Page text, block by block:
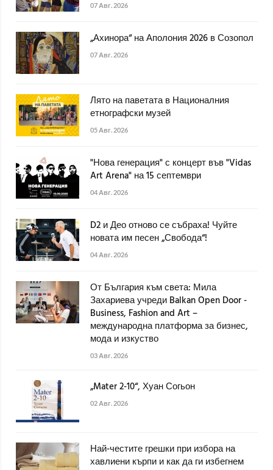
07 Авг. 2026
„Ахинора“ на Аполония 2026 в Созопол
07 Авг. 2026
Лято на паветата в Националния
етнографски музей
05 Авг. 2026
"Нова генерация" с концерт във "Vidas
Art Arena" на 15 септември
04 Авг. 2026
D2 и Део отново се събраха! Чуйте
новата им песен „Свобода“!
04 Авг. 2026
От България към света: Мила
Захариева учреди Balkan Open Door -
Business, Fashion and Art –
международна платформа за бизнес,
мода и изкуство
03 Авг. 2026
„Mater 2-10“, Хуан Согьон
02 Авг. 2026
Най-честите грешки при избора на
хавлиени кърпи и как да ги избегнем